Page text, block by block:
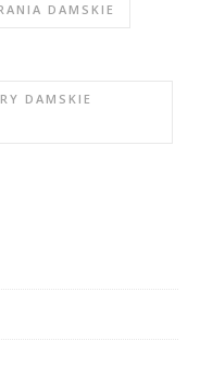
DAMSKIE
DAMSKIE